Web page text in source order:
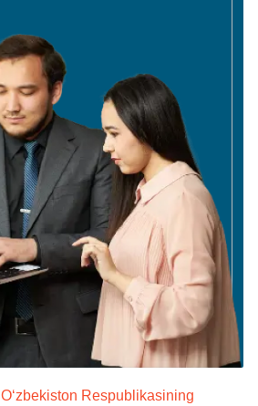
O‘zbekiston Respublikasining